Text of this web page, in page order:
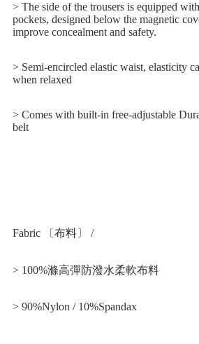
> The side of the trousers is equipped
pockets, designed below the magnetic
improve concealment and safety.
> Semi-encircled elastic waist, elasticity
when relaxed
> Comes with built-in free-adjustable
belt
Fabric 〔布料〕 /
> 100%滌高彈防潑水柔軟布料
> 90%Nylon / 10%Spandax